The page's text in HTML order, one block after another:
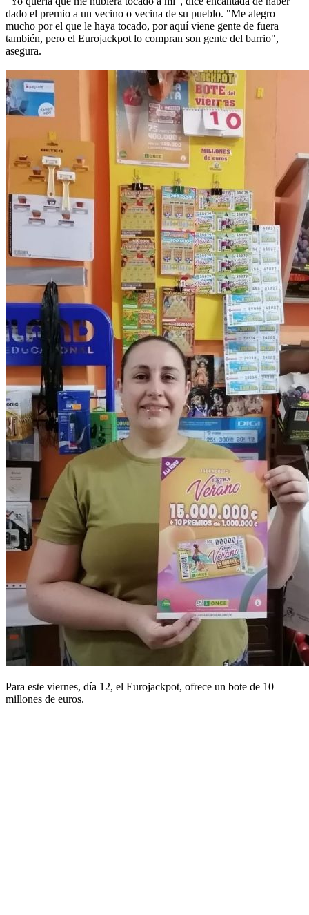
dado el premio a un vecino o vecina de su pueblo. "Me alegro
mucho por el que le haya tocado, por aquí viene gente de fuera
también, pero el Eurojackpot lo compran son gente del barrio",
asegura.
Para este viernes, día 12, el Eurojackpot, ofrece un bote de 10
millones de euros.